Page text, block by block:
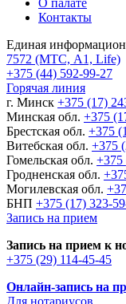
О палате
Контакты
Единая
7572 (МТС, A1, Life)
+375 (44) 592-99-27
Горячая линия
г. Минск +375 (17)
Минская обл. +375
Брестская обл. +375
Витебская обл. +375
Гомельская обл. +375
Гродненская обл.
Могилевская обл.
БНП +375 (17) 323-
Запись на прием
Запись на прием к
+375 (29) 114-45-45
Онлайн-запись на
Для нотариусов